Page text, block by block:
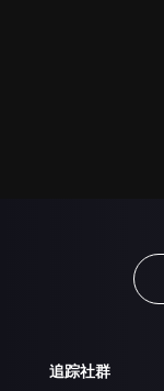
追踪社群